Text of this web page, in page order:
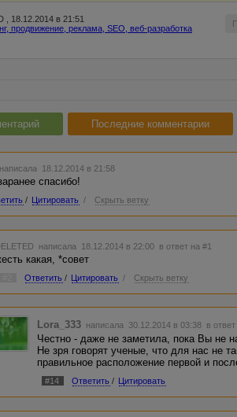
, 18.12.2014 в 21:51
продвижение, реклама, SEO, веб-разработка
Последние комментарии
написала 18.12.2014 в 21:58
спасибо!
/ Цитировать / Скрыть ветку
написала 18.12.2014 в 22:00 в ответ на #1
какая, *совет
Ответить / Цитировать / Скрыть ветку
Lora_333 написала 30.12.2014 в 03:38 в
Честно - даже не заметила, пока Вы не
Не зря говорят ученые, что для нас не
правильное расположение первой и
#14 Ответить / Цитировать